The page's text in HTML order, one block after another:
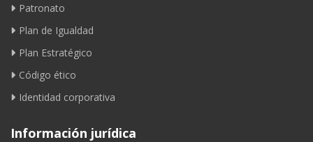
Patronato
Plan de Igualdad
Plan Estratégico
Código ético
Identidad corporativa
Información jurídica